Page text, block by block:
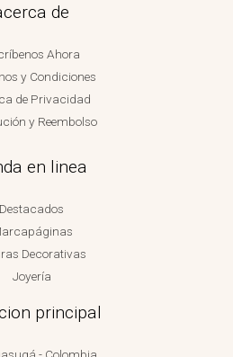
de
Ahora
y Condiciones
de Privacidad
y Reembolso
en linea
Destacados
Decorativas
Joyería
principal